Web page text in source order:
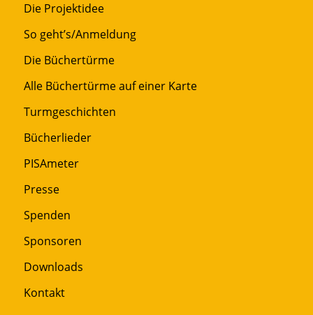
Die Projektidee
So geht’s/Anmeldung
Die Büchertürme
Alle Büchertürme auf einer Karte
Turmgeschichten
Bücherlieder
PISAmeter
Presse
Spenden
Sponsoren
Downloads
Kontakt